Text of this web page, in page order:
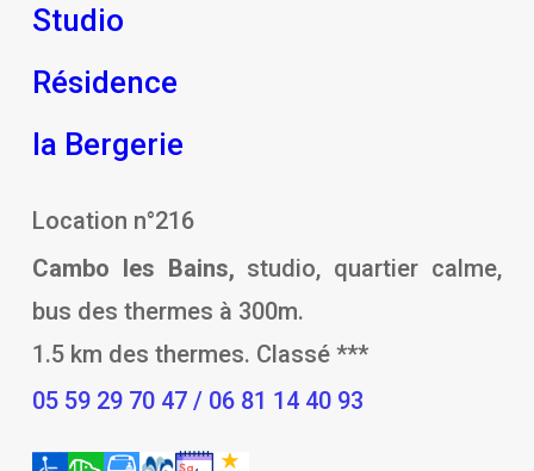
Studio
Résidence
la Bergerie
Location n°216
Cambo les Bains, studio, quartier calme,
bus des thermes à 300m.
1.5 km des thermes. Classé ***
05 59 29 70 47 / 06 81 14 40 93